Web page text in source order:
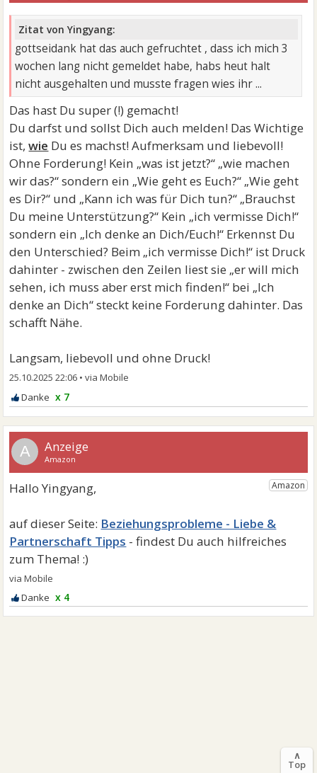
Zitat von Yingyang:
gottseidank hat das auch gefruchtet , dass ich mich 3
wochen lang nicht gemeldet habe, habs heut halt
nicht ausgehalten und musste fragen wies ihr ...
Das hast Du super (!) gemacht!
Du darfst und sollst Dich auch melden! Das Wichtige
ist,wie Du es machst! Aufmerksam und liebevoll!
Ohne Forderung! Kein „was ist jetzt?“ „wie machen
wir das?“ sondern ein „Wie geht es Euch?“ „Wie geht
es Dir?“ und „Kann ich was für Dich tun?“ „Brauchst
Du meine Unterstützung?“ Kein „ich vermisse Dich!“
sondern ein „Ich denke an Dich/Euch!“ Erkennst Du
den Unterschied? Beim „ich vermisse Dich!“ ist Druck
dahinter - zwischen den Zeilen liest sie „er will mich
sehen, ich muss aber erst mich finden!“ bei „Ich
denke an Dich“ steckt keine Forderung dahinter. Das
schafft Nähe.
Langsam, liebevoll und ohne Druck!
25.10.2025 22:06 •
x 7
A
Beziehungsprobleme - Liebe &
Partnerschaft Tipps
x 4
∧
Top